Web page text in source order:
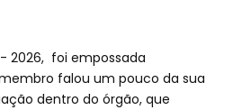
2026, foi empossada
falou um pouco da sua
dentro do órgão, que